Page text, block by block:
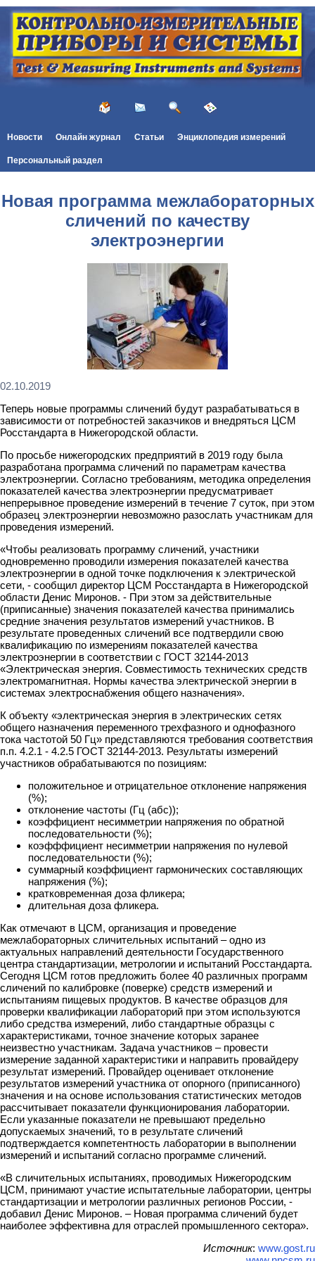
Новости Онлайн журнал Статьи Энциклопедия измерений
Персональный раздел
Новая программа межлабораторных
сличений по качеству
электроэнергии
02.10.2019
Теперь новые программы сличений будут разрабатываться в
зависимости от потребностей заказчиков и внедряться ЦСМ
Росстандарта в Нижегородской области.
По просьбе нижегородских предприятий в 2019 году была
разработана программа сличений по параметрам качества
электроэнергии. Согласно требованиям, методика определения
показателей качества электроэнергии предусматривает
непрерывное проведение измерений в течение 7 суток, при этом
образец электроэнергии невозможно разослать участникам для
проведения измерений.
«Чтобы реализовать программу сличений, участники
одновременно проводили измерения показателей качества
электроэнергии в одной точке подключения к электрической
сети, - сообщил директор ЦСМ Росстандарта в Нижегородской
области Денис Миронов. - При этом за действительные
(приписанные) значения показателей качества принимались
средние значения результатов измерений участников. В
результате проведенных сличений все подтвердили свою
квалификацию по измерениям показателей качества
электроэнергии в соответствии с ГОСТ 32144-2013
«Электрическая энергия. Совместимость технических средств
электромагнитная. Нормы качества электрической энергии в
системах электроснабжения общего назначения».
К объекту «электрическая энергия в электрических сетях
общего назначения переменного трехфазного и однофазного
тока частотой 50 Гц» представляются требования соответствия
п.п. 4.2.1 - 4.2.5 ГОСТ 32144-2013. Результаты измерений
участников обрабатываются по позициям:
положительное и отрицательное отклонение напряжения
(%);
отклонение частоты (Гц (абс));
коэффициент несимметрии напряжения по обратной
последовательности (%);
коэфффициент несимметрии напряжения по нулевой
последовательности (%);
суммарный коэффициент гармонических составляющих
напряжения (%);
кратковременная доза фликера;
длительная доза фликера.
Как отмечают в ЦСМ, организация и проведение
межлабораторных сличительных испытаний – одно из
актуальных направлений деятельности Государственного
центра стандартизации, метрологии и испытаний Росстандарта.
Сегодня ЦСМ готов предложить более 40 различных программ
сличений по калибровке (поверке) средств измерений и
испытаниям пищевых продуктов. В качестве образцов для
проверки квалификации лабораторий при этом используются
либо средства измерений, либо стандартные образцы с
характеристиками, точное значение которых заранее
неизвестно участникам. Задача участников – провести
измерение заданной характеристики и направить провайдеру
результат измерений. Провайдер оценивает отклонение
результатов измерений участника от опорного (приписанного)
значения и на основе использования статистических методов
рассчитывает показатели функционирования лаборатории.
Если указанные показатели не превышают предельно
допускаемых значений, то в результате сличений
подтверждается компетентность лаборатории в выполнении
измерений и испытаний согласно программе сличений.
«В сличительных испытаниях, проводимых Нижегородским
ЦСМ, принимают участие испытательные лаборатории, центры
стандартизации и метрологии различных регионов России, -
добавил Денис Миронов. – Новая программа сличений будет
наиболее эффективна для отраслей промышленного сектора».
Источник: www.gost.ru